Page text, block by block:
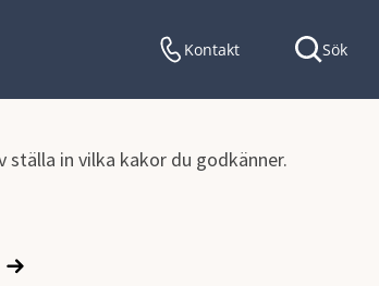
in vilka kakor du godkänner.
Kontakt Sök